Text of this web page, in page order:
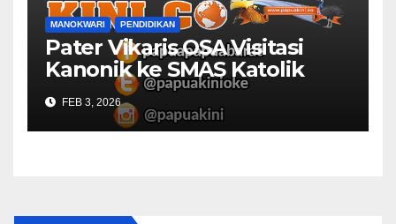
MANOKWARI PENDIDIKAN
Pater Vikaris OSA Visitasi
Kanonik ke SMAS Katolik
Villanova Manokwari
FEB 3, 2026